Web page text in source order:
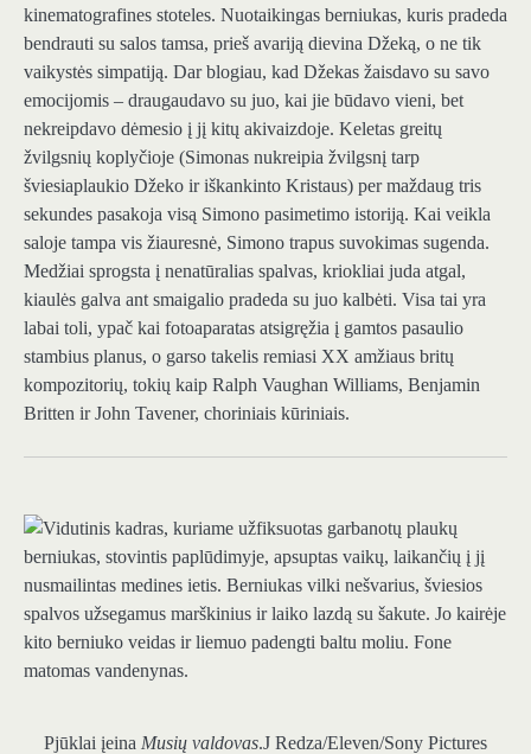
kinematografines stoteles. Nuotaikingas berniukas, kuris pradeda
bendrauti su salos tamsa, prieš avariją dievina Džeką, o ne tik
vaikystės simpatiją. Dar blogiau, kad Džekas žaisdavo su savo
emocijomis – draugaudavo su juo, kai jie būdavo vieni, bet
nekreipdavo dėmesio į jį kitų akivaizdoje. Keletas greitų
žvilgsnių koplyčioje (Simonas nukreipia žvilgsnį tarp
šviesiaplaukio Džeko ir iškankinto Kristaus) per maždaug tris
sekundes pasakoja visą Simono pasimetimo istoriją. Kai veikla
saloje tampa vis žiauresnė, Simono trapus suvokimas sugenda.
Medžiai sprogsta į nenatūralias spalvas, kriokliai juda atgal,
kiaulės galva ant smaigalio pradeda su juo kalbėti. Visa tai yra
labai toli, ypač kai fotoaparatas atsigręžia į gamtos pasaulio
stambius planus, o garso takelis remiasi XX amžiaus britų
kompozitorių, tokių kaip Ralph Vaughan Williams, Benjamin
Britten ir John Tavener, choriniais kūriniais.
Pjūklai įeina Musių valdovas.J Redza/Eleven/Sony Pictures